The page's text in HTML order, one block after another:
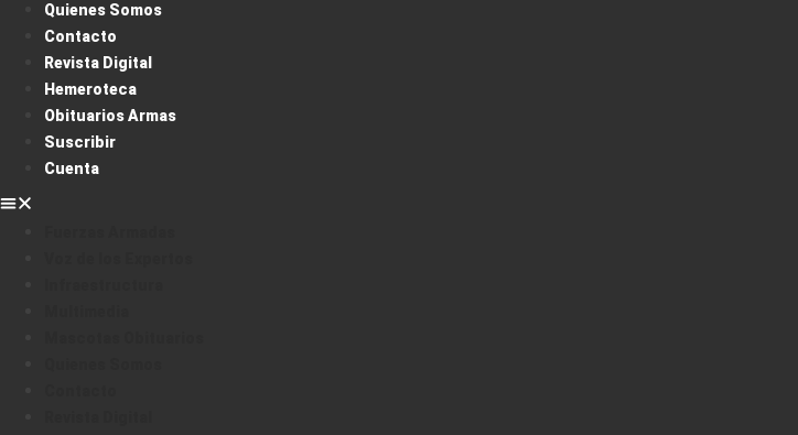
Quienes Somos
Contacto
Revista Digital
Hemeroteca
Obituarios Armas
Suscribir
Cuenta